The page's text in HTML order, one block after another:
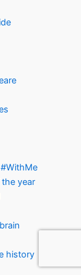
year
history